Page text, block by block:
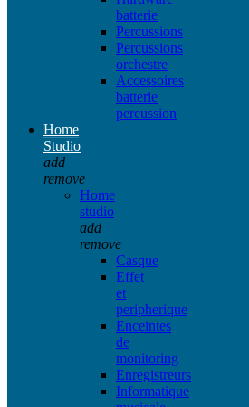
batterie
Percussions
Percussions
orchestre
Accessoires
batterie
percussion
Home
Studio
add
remove
Home
studio
add
remove
Casque
Effet
et
peripherique
Enceintes
de
monitoring
Enregistreurs
Informatique